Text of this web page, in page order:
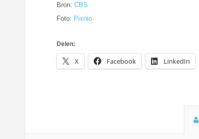
Bron: CBS
Foto: Pixnio
Delen:
X Facebook LinkedIn